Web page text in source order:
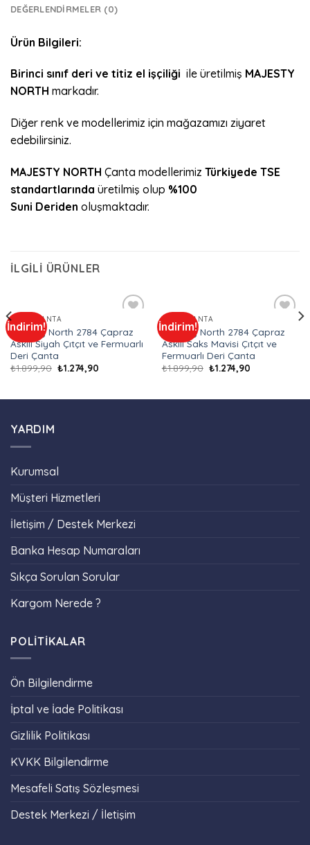
DEĞERLENDIRMELER (0)
Ürün Bilgileri:
Birinci sınıf deri ve titiz el işçiliği ile üretilmiş MAJESTY
NORTH markadır.
Diğer renk ve modellerimiz için mağazamızı ziyaret
edebilirsiniz.
MAJESTY NORTH Çanta modellerimiz Türkiyede TSE
standartlarında üretilmiş olup %100
Suni Deriden oluşmaktadır.
İLGILI ÜRÜNLER
İndirim!
wishlist
KADIN ÇANTA
Majesty North 2784 Çapraz
Askılı Siyah Çıtçıt ve Fermuarlı
Deri Çanta
₺1.899,90 ₺1.274,90
İndirim!
wishlist
KADIN ÇANTA
Majesty North 2784 Çapraz
Askılı Saks Mavisi Çıtçıt ve
Fermuarlı Deri Çanta
₺1.899,90 ₺1.274,90
YARDIM
Kurumsal
Müşteri Hizmetleri
İletişim / Destek Merkezi
Banka Hesap Numaraları
Sıkça Sorulan Sorular
Kargom Nerede ?
POLİTİKALAR
Ön Bilgilendirme
İptal ve İade Politikası
Gizlilik Politikası
KVKK Bilgilendirme
Mesafeli Satış Sözleşmesi
Destek Merkezi / İletişim